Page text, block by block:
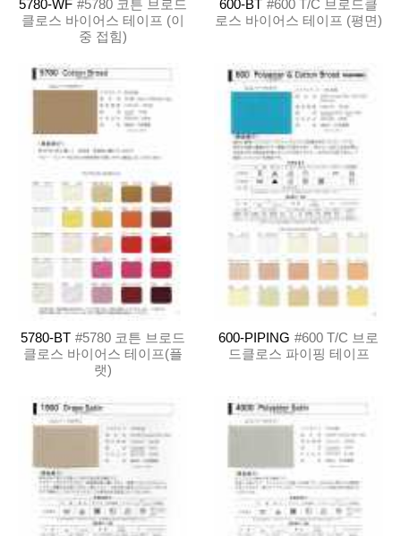
5780-WF #5780 코튼 브로드
클로스 바이어스 테이프 (이
중 접힘)
600-BT #600 T/C 브로드클
로스 바이어스 테이프 (평면)
5780-BT #5780 코튼 브로드
클로스 바이어스 테이프(플
랫)
600-PIPING #600 T/C 브로
드클로스 파이핑 테이프